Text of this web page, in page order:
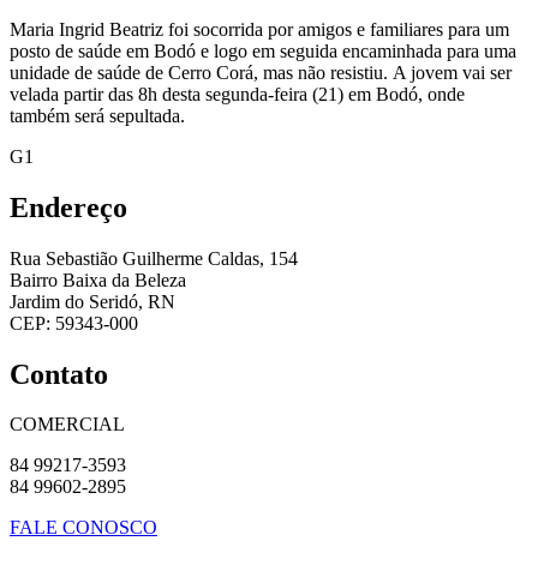
Maria Ingrid Beatriz foi socorrida por amigos e familiares para um
posto de saúde em Bodó e logo em seguida encaminhada para uma
unidade de saúde de Cerro Corá, mas não resistiu. A jovem vai ser
velada partir das 8h desta segunda-feira (21) em Bodó, onde
também será sepultada.
G1
Endereço
Rua Sebastião Guilherme Caldas, 154
Bairro Baixa da Beleza
Jardim do Seridó, RN
CEP: 59343-000
Contato
COMERCIAL
84 99217-3593
84 99602-2895
FALE CONOSCO